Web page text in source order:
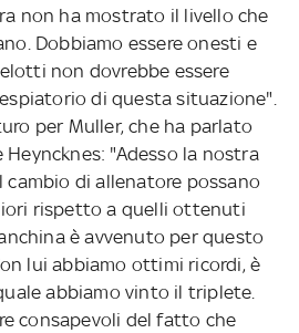
non ha mostrato il livello che
Dobbiamo essere onesti e
non dovrebbe essere
di questa situazione".
per Muller, che ha parlato
"Adesso la nostra
cambio di allenatore possano
rispetto a quelli ottenuti
è avvenuto per questo
lui abbiamo ottimi ricordi, è
abbiamo vinto il triplete.
consapevoli del fatto che